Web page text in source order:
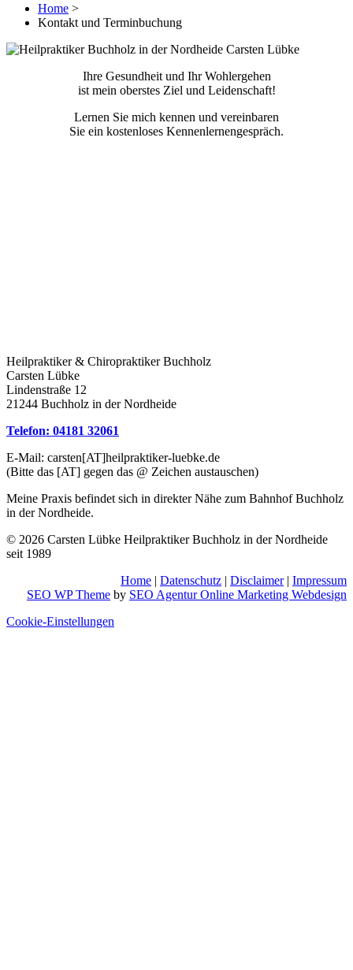
Home >
Kontakt und Terminbuchung
Ihre Gesundheit und Ihr Wohlergehen
ist mein oberstes Ziel und Leidenschaft!
Lernen Sie mich kennen und vereinbaren
Sie ein kostenloses Kennenlernengespräch.
Heilpraktiker & Chiropraktiker Buchholz
Carsten Lübke
Lindenstraße 12
21244 Buchholz in der Nordheide
Telefon: 04181 32061
E-Mail: carsten[AT]heilpraktiker-luebke.de
(Bitte das [AT] gegen das @ Zeichen austauschen)
Meine Praxis befindet sich in direkter Nähe zum Bahnhof Buchholz
in der Nordheide.
© 2026 Carsten Lübke Heilpraktiker Buchholz in der Nordheide
seit 1989
Home | Datenschutz | Disclaimer| Impressum
SEO WP Theme by SEO Agentur Online Marketing Webdesign
Nach
Cookie-Einstellungen